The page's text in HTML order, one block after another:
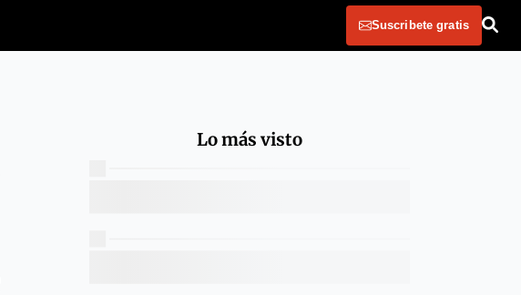
Suscribete gratis
Lo más visto